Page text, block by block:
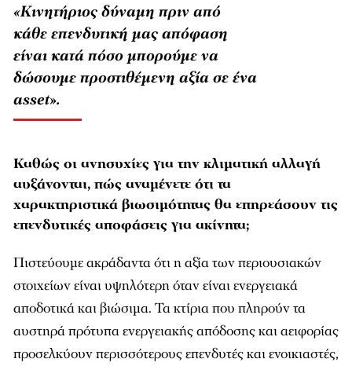
«Κινητήριος δύναμη πριν από
κάθε επενδυτική μας απόφαση
είναι κατά πόσο μπορούμε να
δώσουμε προστιθέμενη αξία σε ένα
asset».
Καθώς οι ανησυχίες για την κλιματική αλλαγή
αυξάνονται, πώς αναμένετε ότι τα
χαρακτηριστικά βιωσιμότητας θα επηρεάσουν τις
επενδυτικές αποφάσεις για ακίνητα;
Πιστεύουµε ακράδαντα ότι η αξία των περιουσιακών
στοιχείων είναι υψηλότερη όταν είναι ενεργειακά
αποδοτικά και βιώσιµα. Τα κτίρια που πληρούν τα
αυστηρά πρότυπα ενεργειακής απόδοσης και αειφορίας
προσελκύουν περισσότερους επενδυτές και ενοικιαστές,